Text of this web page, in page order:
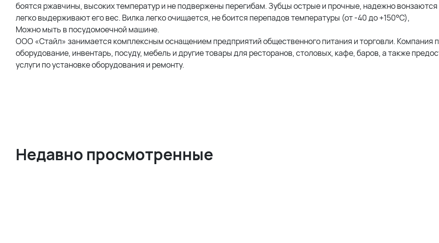
боятся ржавчины, высоких температур и не подвержены перегибам. Зубцы острые и прочные, надежно вонзаются
легко выдерживают его вес. Вилка легко очищается, не боится перепадов температуры (от -40 до +150°С),
Можно мыть в посудомоечной машине.
ООО «Стайл» занимается комплексным оснащением предприятий общественного питания и торговли. Компания
оборудование, инвентарь, посуду, мебель и другие товары для ресторанов, столовых, кафе, баров, а также
услуги по установке оборудования и ремонту.
Недавно просмотренные